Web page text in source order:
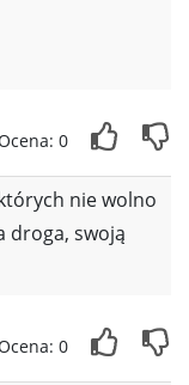
0
nie wolno
droga, swoją
0